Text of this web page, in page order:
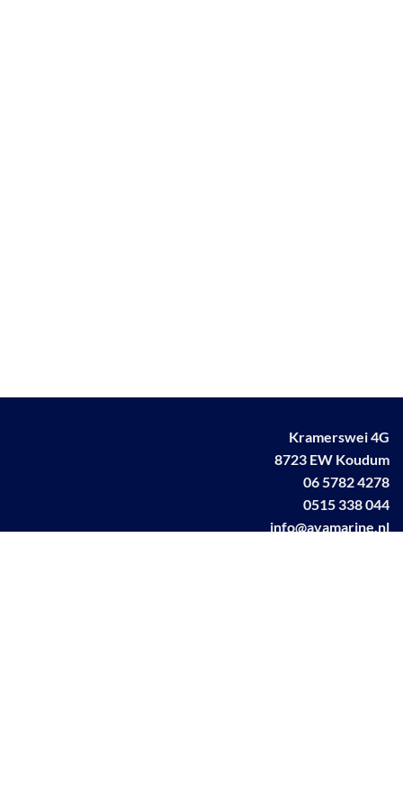
Kramerswei 4G
8723 EW Koudum
06 5782 4278
0515 338 044
info@avamarine.nl